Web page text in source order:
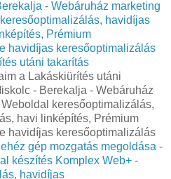
- Webáruház marketing
havidíjas
Prémium
havidíjas keresőoptimalizálás
utáni takarítás
a Lakáskiürítés utáni
- Berekalja - Webáruház
keresőoptimalizálás,
havi linképítés, Prémium
havidíjas keresőoptimalizálás
gép mozgatás megoldása -
készítés Komplex Web+ -
havidíjas